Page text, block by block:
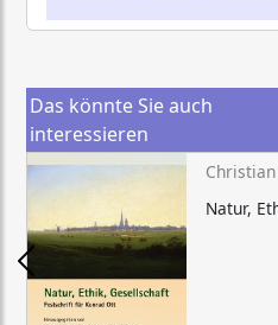
Das könnte Sie auch
interessieren
Natur,